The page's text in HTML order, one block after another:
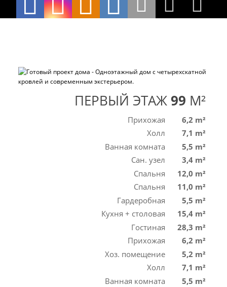
ПЕРВЫЙ ЭТАЖ99 M²
Прихожая
6,2 m²
Холл
7,1 m²
Ванная комната
5,5 m²
Сан. узел
3,4 m²
Спальня
12,0 m²
Спальня
11,0 m²
Гардеробная
5,5 m²
Кухня + столовая
15,4 m²
Гостиная
28,3 m²
Прихожая
6,2 m²
Хоз. помещение
5,2 m²
Холл
7,1 m²
Ванная комната
5,5 m²